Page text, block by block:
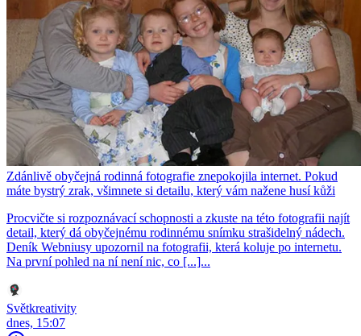
Zdánlivě obyčejná rodinná fotografie znepokojila internet. Pokud
máte bystrý zrak, všimnete si detailu, který vám nažene husí kůži
Procvičte si rozpoznávací schopnosti a zkuste na této fotografii najít
detail, který dá obyčejnému rodinnému snímku strašidelný nádech.
Deník Webniusy upozornil na fotografii, která koluje po internetu.
Na první pohled na ní není nic, co [...]...
Světkreativity
dnes, 15:07